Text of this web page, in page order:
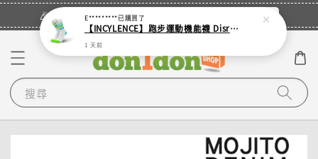
🎉登入會員・領取您的專屬折扣券！ 立即登入
搜尋
E*********已購買了
【INCYLENCE】跑步運動機能襪 Disrupts Green Cyan
1 天前